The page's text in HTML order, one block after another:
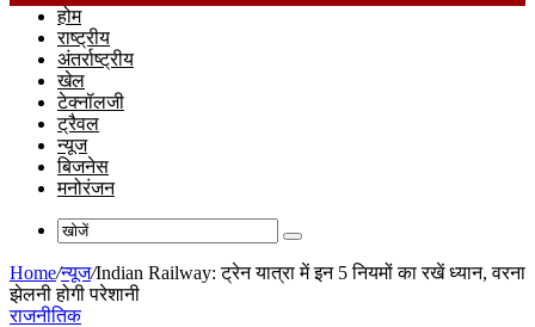
होम
राष्ट्रीय
अंतर्राष्ट्रीय
खेल
टेक्नॉलजी
ट्रैवल
न्यूज
बिजनेस
मनोरंजन
खोजें
Home/न्यूज/Indian Railway: ट्रेन यात्रा में इन 5 नियमों का रखें ध्यान, वरना
झेलनी होगी परेशानी
राजनीतिक